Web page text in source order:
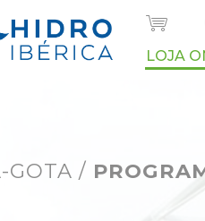
LOJA
GOTA /